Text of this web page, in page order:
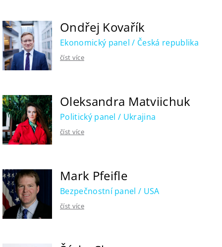
Ondřej Kovařík
Ekonomický panel / Česká republika
číst více
Oleksandra Matviichuk
Politický panel / Ukrajina
číst více
Mark Pfeifle
Bezpečnostní panel / USA
číst více